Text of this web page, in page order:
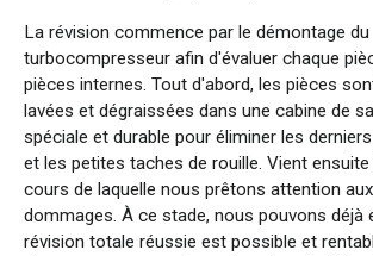
La révision commence par le démontage du
turbocompresseur afin d'évaluer chaque
pièces internes. Tout d'abord, les pièces
lavées et dégraissées dans une cabine de
spéciale et durable pour éliminer les
et les petites taches de rouille. Vient
cours de laquelle nous prêtons attention
dommages. À ce stade, nous pouvons déjà
révision totale réussie est possible et